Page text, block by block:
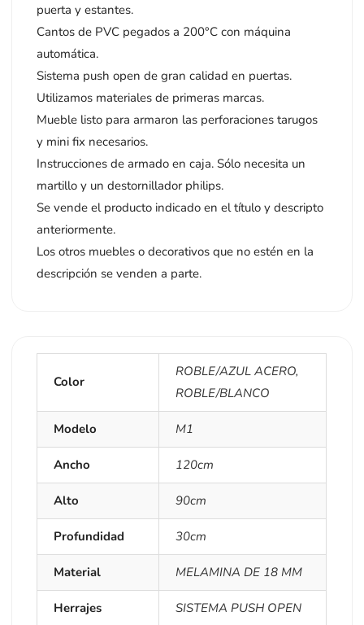
puerta y estantes.
Cantos de PVC pegados a 200°C con máquina
automática.
Sistema push open de gran calidad en puertas.
Utilizamos materiales de primeras marcas.
Mueble listo para armaron las perforaciones tarugos
y mini fix necesarios.
Instrucciones de armado en caja. Sólo necesita un
martillo y un destornillador philips.
Se vende el producto indicado en el título y descripto
anteriormente.
Los otros muebles o decorativos que no estén en la
descripción se venden a parte.
Color
ROBLE/AZUL ACERO,
ROBLE/BLANCO
Modelo M1
Ancho 120cm
Alto 90cm
Profundidad 30cm
Material MELAMINA DE 18 MM
Herrajes SISTEMA PUSH OPEN